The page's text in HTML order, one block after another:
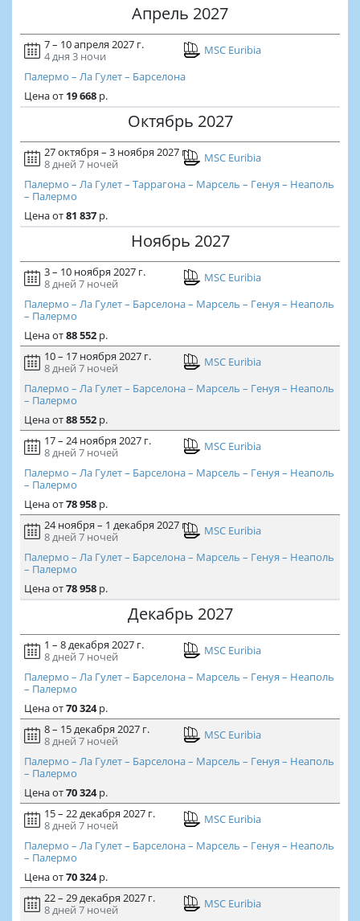
Апрель 2027
7 – 10 апреля 2027 г.
4 дня 3 ночи
MSC Euribia
Палермо – Ла Гулет – Барселона
Ценаот 19 668р.
Октябрь 2027
27 октября – 3 ноября 2027 г.
8 дней 7 ночей
MSC Euribia
Палермо – Ла Гулет – Таррагона – Марсель – Генуя – Неаполь
– Палермо
Ценаот81 837р.
Ноябрь 2027
3 – 10 ноября 2027 г.
8 дней 7 ночей
MSC Euribia
Палермо – Ла Гулет – Барселона – Марсель – Генуя – Неаполь
– Палермо
Ценаот88 552р.
10 – 17 ноября 2027 г.
8 дней 7 ночей
MSC Euribia
Палермо – Ла Гулет – Барселона – Марсель – Генуя – Неаполь
– Палермо
Ценаот88 552р.
17 – 24 ноября 2027 г.
8 дней 7 ночей
MSC Euribia
Палермо – Ла Гулет – Барселона – Марсель – Генуя – Неаполь
– Палермо
Ценаот78 958р.
24 ноября – 1 декабря 2027 г.
8 дней 7 ночей
MSC Euribia
Палермо – Ла Гулет – Барселона – Марсель – Генуя – Неаполь
– Палермо
Ценаот78 958р.
Декабрь 2027
1 – 8 декабря 2027 г.
8 дней 7 ночей
MSC Euribia
Палермо – Ла Гулет – Барселона – Марсель – Генуя – Неаполь
– Палермо
Ценаот70 324р.
8 – 15 декабря 2027 г.
8 дней 7 ночей
MSC Euribia
Палермо – Ла Гулет – Барселона – Марсель – Генуя – Неаполь
– Палермо
Ценаот70 324р.
15 – 22 декабря 2027 г.
8 дней 7 ночей
MSC Euribia
Палермо – Ла Гулет – Барселона – Марсель – Генуя – Неаполь
– Палермо
Ценаот70 324р.
22 – 29 декабря 2027 г.
8 дней 7 ночей
MSC Euribia